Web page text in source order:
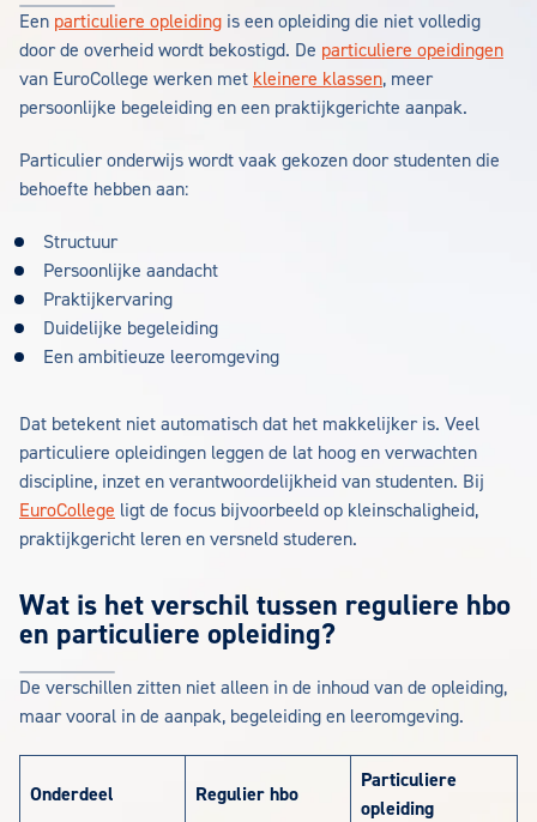
Een particuliere opleiding is een opleiding die niet volledig
door de overheid wordt bekostigd. De particuliere opeidingen
van EuroCollege werken met kleinere klassen, meer
persoonlijke begeleiding en een praktijkgerichte aanpak.
Particulier onderwijs wordt vaak gekozen door studenten die
behoefte hebben aan:
Structuur
Persoonlijke aandacht
Praktijkervaring
Duidelijke begeleiding
Een ambitieuze leeromgeving
Dat betekent niet automatisch dat het makkelijker is. Veel
particuliere opleidingen leggen de lat hoog en verwachten
discipline, inzet en verantwoordelijkheid van studenten. Bij
EuroCollege ligt de focus bijvoorbeeld op kleinschaligheid,
praktijkgericht leren en versneld studeren.
Wat is het verschil tussen reguliere hbo
en particuliere opleiding?
De verschillen zitten niet alleen in de inhoud van de opleiding,
maar vooral in de aanpak, begeleiding en leeromgeving.
Onderdeel Regulier hbo
Particuliere
opleiding